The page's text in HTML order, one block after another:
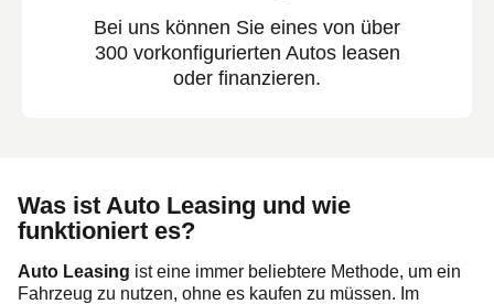
Bei uns können Sie eines von über
300 vorkonfigurierten Autos leasen
oder finanzieren.
Was ist Auto Leasing und wie
funktioniert es?
Auto Leasing ist eine immer beliebtere Methode, um ein
Fahrzeug zu nutzen, ohne es kaufen zu müssen. Im